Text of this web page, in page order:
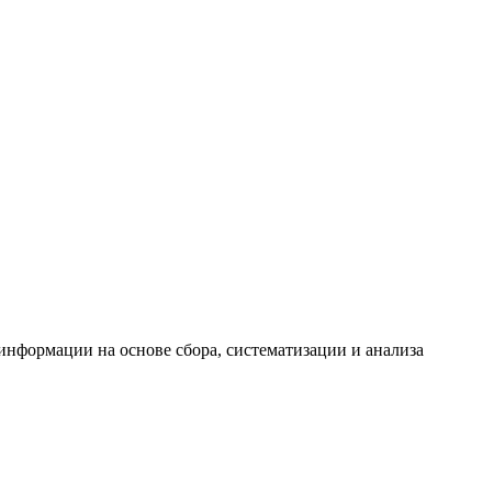
на основе сбора, систематизации и анализа